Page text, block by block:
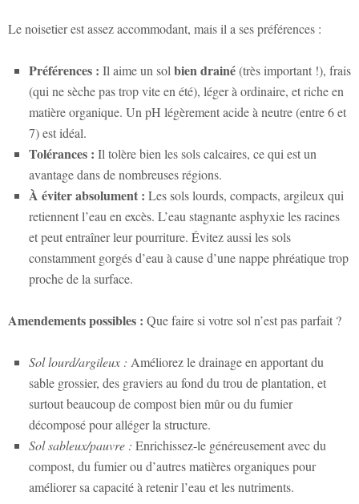
Le noisetier est assez accommodant, mais il a ses préférences :
Préférences : Il aime un solbien drainé(très important !), frais
(qui ne sèche pas trop vite en été), léger à ordinaire, et riche en
matière organique. Un pH légèrement acide à neutre (entre 6 et
7) est idéal.
Tolérances : Il tolère bien les sols calcaires, ce qui est un
avantage dans de nombreuses régions.
À éviter absolument : Les sols lourds, compacts, argileux qui
retiennent l’eau en excès. L’eau stagnante asphyxie les racines
et peut entraîner leur pourriture. Évitez aussi les sols
constamment gorgés d’eau à cause d’une nappe phréatique trop
proche de la surface.
Amendements possibles : Que faire si votre sol n’est pas parfait ?
Sol lourd/argileux : Améliorez le drainage en apportant du
sable grossier, des graviers au fond du trou de plantation, et
surtout beaucoup de compost bien mûr ou du fumier
décomposé pour alléger la structure.
Sol sableux/pauvre : Enrichissez-le généreusement avec du
compost, du fumier ou d’autres matières organiques pour
améliorer sa capacité à retenir l’eau et les nutriments.